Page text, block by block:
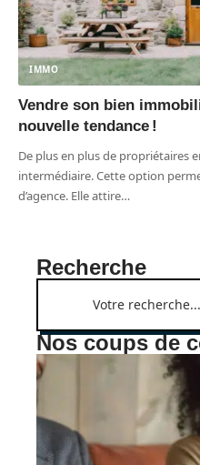
IMMO
Vendre son bien
nouvelle tendance !
De plus en plus de propriétaires
intermédiaire. Cette option
d’agence. Elle attire…
Recherche
Nos coups de